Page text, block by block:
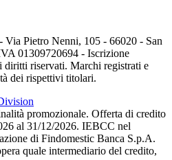
Pietro Nenni, 105 - 66020 - San
01309720694 - Iscrizione
riservati. Marchi registrati e
dei rispettivi titolari.
promozionale. Offerta di credito
al 31/12/2026. IEBCC nel
di Findomestic Banca S.p.A.
quale intermediario del credito,